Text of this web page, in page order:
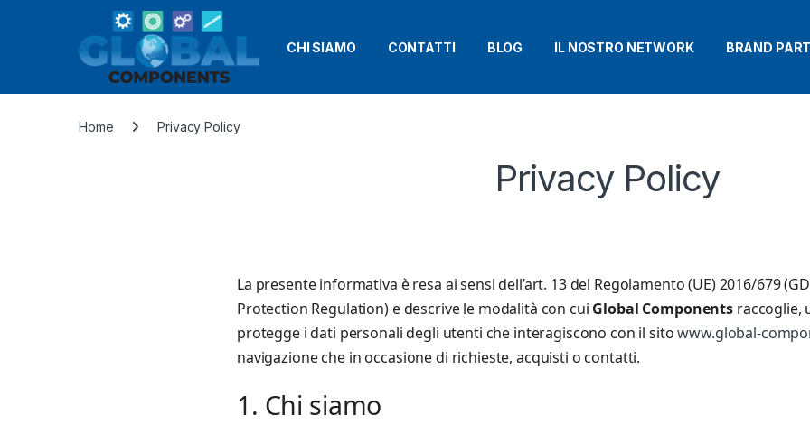
CHI SIAMO CONTATTI BLOG IL NOSTRO NETWORK BRAND
Home Privacy Policy
Privacy Policy
La presente informativa è resa ai sensi dell’art. 13 del Regolamento (UE) 2016/679
Protection Regulation) e descrive le modalità con cui Global Components raccoglie,
protegge i dati personali degli utenti che interagiscono con il sitowww.global-
navigazione che in occasione di richieste, acquisti o contatti.
1. Chi siamo